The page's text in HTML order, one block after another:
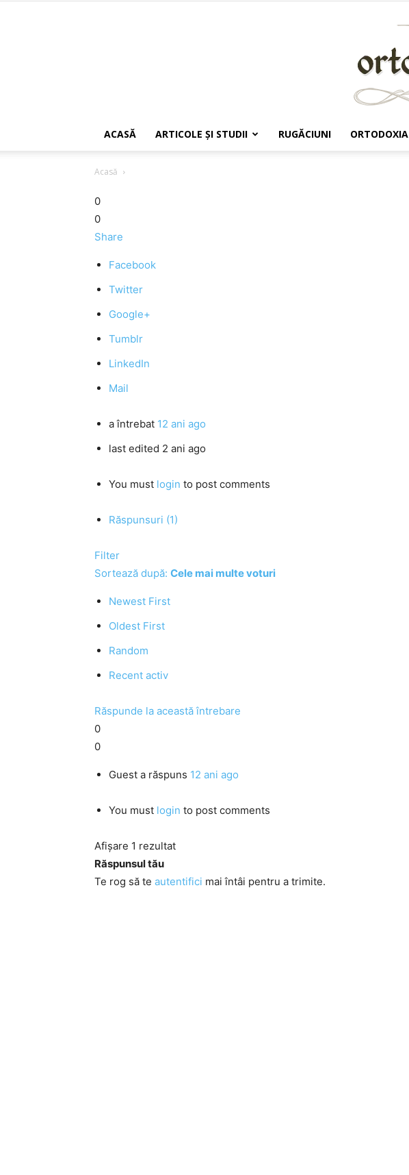
ACASĂ ARTICOLE ŞI STUDII RUGĂCIUNI ORTODOXIA
Acasă
0
0
Share
Facebook
Twitter
Google+
Tumblr
LinkedIn
Mail
a întrebat 12 ani ago
last edited 2 ani ago
You must login to post comments
Răspunsuri (1)
Filter
Sortează după: Cele mai multe voturi
Newest First
Oldest First
Random
Recent activ
Răspunde la această întrebare
0
0
Guest a răspuns 12 ani ago
You must login to post comments
Afișare 1 rezultat
Răspunsul tău
Te rog să te autentifici mai întâi pentru a trimite.